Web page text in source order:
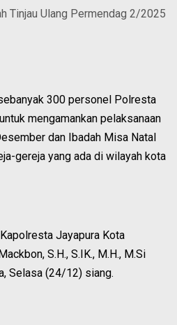
Tinjau Ulang Permendag 2/2025
300 personel Polresta
mengamankan pelaksanaan
dan Ibadah Misa Natal
gereja yang ada di wilayah kota
Jayapura Kota
S.H., S.IK., M.H., M.Si
Selasa (24/12) siang.